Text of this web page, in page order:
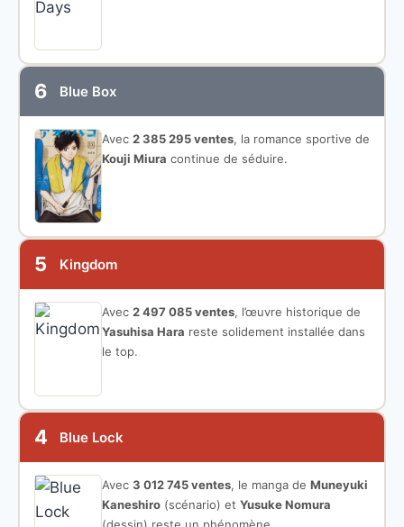
6 Blue Box
Avec 2 385 295 ventes, la romance sportive de
Kouji Miura continue de séduire.
5 Kingdom
Avec 2 497 085 ventes, l’œuvre historique de
Yasuhisa Hara reste solidement installée dans
le top.
4 Blue Lock
Avec 3 012 745 ventes, le manga de Muneyuki
Kaneshiro (scénario) et Yusuke Nomura